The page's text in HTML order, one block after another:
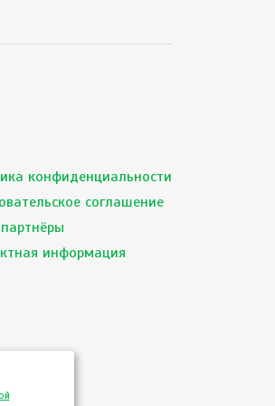
конфиденциальности
соглашение
информация